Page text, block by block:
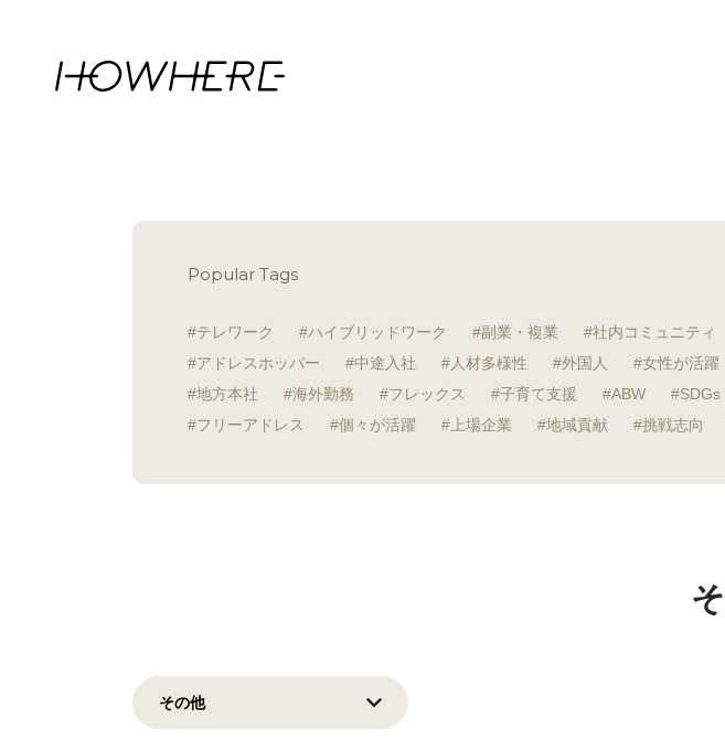
Popular Tags
テレワーク ハイブリッドワーク 副業・複業 社内コミュニティ
アドレスホッパー
中途入社 人材多様性 外国人 女性が活躍
地方本社
海外勤務 フレックス 子育て支援 ABW SDGs
フリーアドレス
個々が活躍 上場企業 地域貢献 挑戦志向